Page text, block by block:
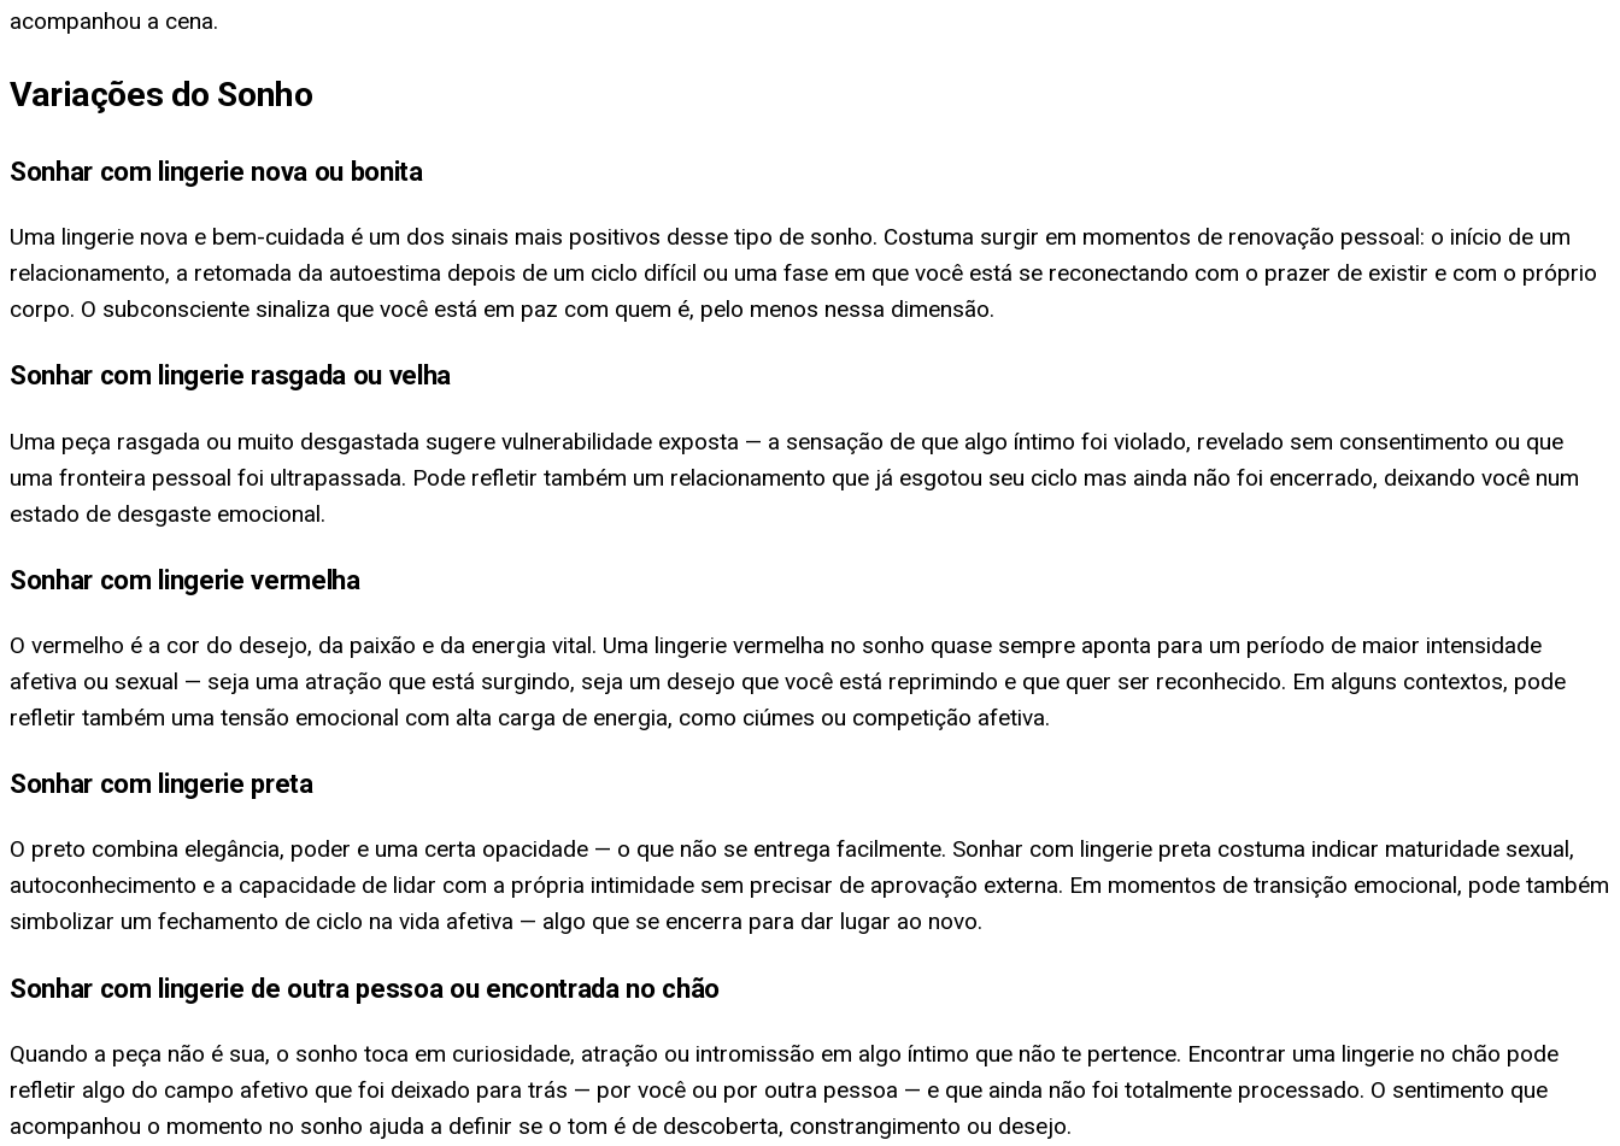
acompanhou a cena.
Variações do Sonho
Sonhar com lingerie nova ou bonita
Uma lingerie nova e bem-cuidada é um dos sinais mais positivos desse tipo de sonho. Costuma surgir em momentos de renovação pessoal: o início de um
relacionamento, a retomada da autoestima depois de um ciclo difícil ou uma fase em que você está se reconectando com o prazer de existir e com o próprio
corpo. O subconsciente sinaliza que você está em paz com quem é, pelo menos nessa dimensão.
Sonhar com lingerie rasgada ou velha
Uma peça rasgada ou muito desgastada sugere vulnerabilidade exposta — a sensação de que algo íntimo foi violado, revelado sem consentimento ou que
uma fronteira pessoal foi ultrapassada. Pode refletir também um relacionamento que já esgotou seu ciclo mas ainda não foi encerrado, deixando você num
estado de desgaste emocional.
Sonhar com lingerie vermelha
O vermelho é a cor do desejo, da paixão e da energia vital. Uma lingerie vermelha no sonho quase sempre aponta para um período de maior intensidade
afetiva ou sexual — seja uma atração que está surgindo, seja um desejo que você está reprimindo e que quer ser reconhecido. Em alguns contextos, pode
refletir também uma tensão emocional com alta carga de energia, como ciúmes ou competição afetiva.
Sonhar com lingerie preta
O preto combina elegância, poder e uma certa opacidade — o que não se entrega facilmente. Sonhar com lingerie preta costuma indicar maturidade sexual,
autoconhecimento e a capacidade de lidar com a própria intimidade sem precisar de aprovação externa. Em momentos de transição emocional, pode também
simbolizar um fechamento de ciclo na vida afetiva — algo que se encerra para dar lugar ao novo.
Sonhar com lingerie de outra pessoa ou encontrada no chão
Quando a peça não é sua, o sonho toca em curiosidade, atração ou intromissão em algo íntimo que não te pertence. Encontrar uma lingerie no chão pode
refletir algo do campo afetivo que foi deixado para trás — por você ou por outra pessoa — e que ainda não foi totalmente processado. O sentimento que
acompanhou o momento no sonho ajuda a definir se o tom é de descoberta, constrangimento ou desejo.